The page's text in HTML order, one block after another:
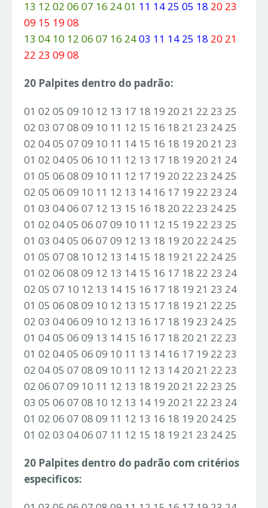
13 12 02 06 07 16 24 01 11 14 25 05 18 20 23
09 15 19 08
13 04 10 12 06 07 16 2403 11 14 25 18 20 21
22 23 09 08
20 Palpites dentro do padrão:
01 02 05 09 10 12 13 17 18 19 20 21 22 23 25
02 03 07 08 09 10 11 12 15 16 18 21 23 24 25
02 04 05 07 09 10 11 14 15 16 18 19 20 21 23
01 02 04 05 06 10 11 12 13 17 18 19 20 21 24
01 05 06 08 09 10 11 12 17 19 20 22 23 24 25
02 05 06 09 10 11 12 13 14 16 17 19 22 23 24
01 03 04 06 07 12 13 15 16 18 20 22 23 24 25
01 02 04 05 06 07 09 10 11 12 15 19 22 23 25
01 03 04 05 06 07 09 12 13 18 19 20 22 24 25
01 05 07 08 10 12 13 14 15 18 19 21 22 24 25
01 02 06 08 09 12 13 14 15 16 17 18 22 23 24
02 05 07 10 12 13 14 15 16 17 18 19 21 23 24
01 05 06 08 09 10 12 13 15 17 18 19 21 22 25
02 03 04 06 09 10 12 13 16 17 18 19 23 24 25
01 04 05 06 09 13 14 15 16 17 18 20 21 22 23
01 02 04 05 06 09 10 11 13 14 16 17 19 22 23
02 04 05 07 08 09 10 11 12 13 14 20 21 22 23
02 06 07 09 10 11 12 13 18 19 20 21 22 23 25
03 05 06 07 08 10 12 13 14 19 20 21 22 23 24
01 02 06 07 08 09 11 12 13 16 18 19 20 24 25
01 02 03 04 06 07 11 12 15 18 19 21 23 24 25
20 Palpites dentro do padrão com critérios
especificos: